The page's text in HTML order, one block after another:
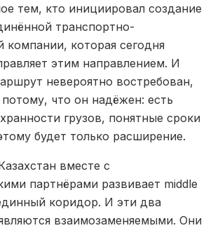
тем, кто инициировал создание
транспортно-
компании, которая сегодня
этим направлением. И
невероятно востребован,
что он надёжен: есть
грузов, понятные сроки
будет только расширение.
вместе с
партнёрами развивает middle
коридор. И эти два
взаимозаменяемыми. Они